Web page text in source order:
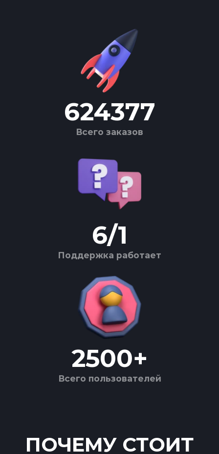
624377
Всего заказов
6/1
Поддержка работает
2500+
Всего пользователей
ПОЧЕМУ СТОИТ